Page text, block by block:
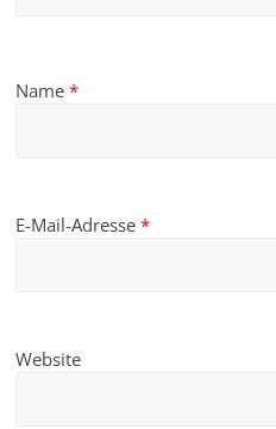
Name*
E-Mail-Adresse*
Website